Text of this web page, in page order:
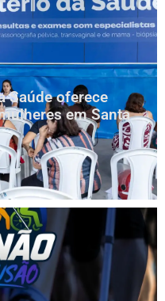
Saúde oferece
em Santa